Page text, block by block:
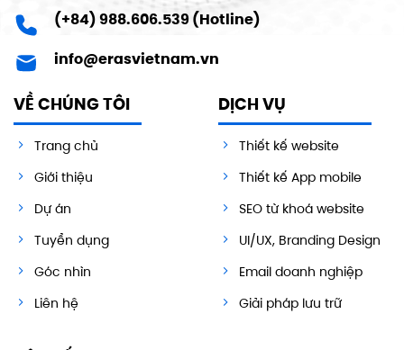
(+84) 988.606.539 (Hotline)
info@erasvietnam.vn
VỀ CHÚNG TÔI
Trang chủ
Giới thiệu
Dự án
Tuyển dụng
Góc nhìn
Liên hệ
DỊCH VỤ
Thiết kế website
Thiết kế App mobile
SEO từ khoá website
UI/UX, Branding Design
Email doanh nghiệp
Giải pháp lưu trữ